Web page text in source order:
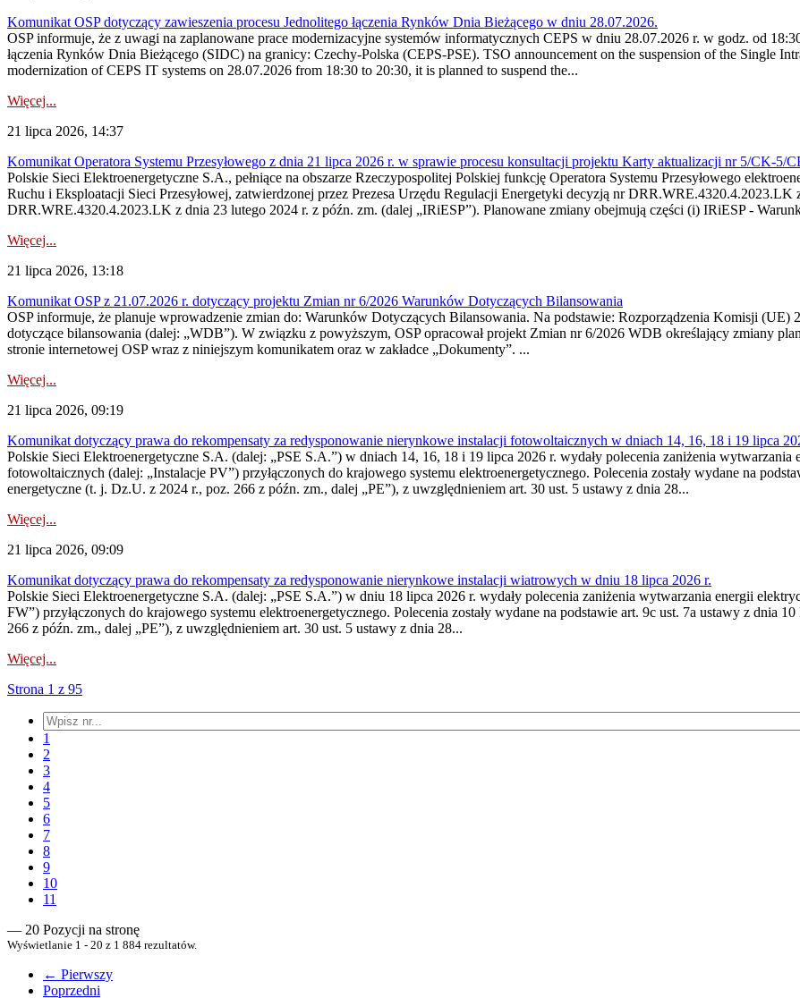
Komunikat OSP dotyczący zawieszenia procesu Jednolitego łączenia Rynków Dnia Bieżącego w dniu 28.07.2026.
OSP informuje, że z uwagi na zaplanowane prace modernizacyjne systemów informatycznych CEPS w dniu 28.07.2026 r. w godz. od
łączenia Rynków Dnia Bieżącego (SIDC) na granicy: Czechy-Polska (CEPS-PSE). TSO announcement on the suspension of the Single
modernization of CEPS IT systems on 28.07.2026 from 18:30 to 20:30, it is planned to suspend the...
Więcej...
21 lipca 2026, 14:37
Komunikat Operatora Systemu Przesyłowego z dnia 21 lipca 2026 r. w sprawie procesu konsultacji projektu Karty aktualizacji nr 5/CK-5/
Polskie Sieci Elektroenergetyczne S.A., pełniące na obszarze Rzeczypospolitej Polskiej funkcję Operatora Systemu Przesyłowego
Ruchu i Eksploatacji Sieci Przesyłowej, zatwierdzonej przez Prezesa Urzędu Regulacji Energetyki decyzją nr DRR.WRE.4320.4.2023.LK
DRR.WRE.4320.4.2023.LK z dnia 23 lutego 2024 r. z późn. zm. (dalej „IRiESP”). Planowane zmiany obejmują części (i) IRiESP -
Więcej...
21 lipca 2026, 13:18
Komunikat OSP z 21.07.2026 r. dotyczący projektu Zmian nr 6/2026 Warunków Dotyczących Bilansowania
OSP informuje, że planuje wprowadzenie zmian do: Warunków Dotyczących Bilansowania. Na podstawie: Rozporządzenia Komisji (UE)
dotyczące bilansowania (dalej: „WDB”). W związku z powyższym, OSP opracował projekt Zmian nr 6/2026 WDB określający zmiany
stronie internetowej OSP wraz z niniejszym komunikatem oraz w zakładce „Dokumenty”. ...
Więcej...
21 lipca 2026, 09:19
Komunikat dotyczący prawa do rekompensaty za redysponowanie nierynkowe instalacji fotowoltaicznych w dniach 14, 16, 18 i 19 lipca
Polskie Sieci Elektroenergetyczne S.A. (dalej: „PSE S.A.”) w dniach 14, 16, 18 i 19 lipca 2026 r. wydały polecenia zaniżenia wytwarzania
fotowoltaicznych (dalej: „Instalacje PV”) przyłączonych do krajowego systemu elektroenergetycznego. Polecenia zostały wydane na
energetyczne (t. j. Dz.U. z 2024 r., poz. 266 z późn. zm., dalej „PE”), z uwzględnieniem art. 30 ust. 5 ustawy z dnia 28...
Więcej...
21 lipca 2026, 09:09
Komunikat dotyczący prawa do rekompensaty za redysponowanie nierynkowe instalacji wiatrowych w dniu 18 lipca 2026 r.
Polskie Sieci Elektroenergetyczne S.A. (dalej: „PSE S.A.”) w dniu 18 lipca 2026 r. wydały polecenia zaniżenia wytwarzania energii
FW”) przyłączonych do krajowego systemu elektroenergetycznego. Polecenia zostały wydane na podstawie art. 9c ust. 7a ustawy z dnia
266 z późn. zm., dalej „PE”), z uwzględnieniem art. 30 ust. 5 ustawy z dnia 28...
Więcej...
Strona 1 z 95
1
2
3
4
5
6
7
8
9
10
11
— 20 Pozycji na stronę
Wyświetlanie 1 - 20 z 1 884 rezultatów.
← Pierwszy
Poprzedni